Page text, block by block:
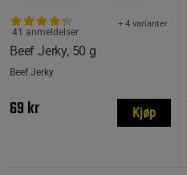
Beef Jerky, 50 g
+ 4 varianter
41 anmeldelser
Beef Jerky
69 kr Kjøp